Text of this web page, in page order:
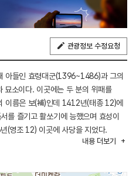
관광정보 수정요청
아들인 효령대군(1396~1486)과 그의
소이다. 이곳에는 두 분의 위패를
이름은 보(補)인데 1412년(태종 12)에
를 즐기고 활쏘기에 능했으며 효성이
(영조 12) 이곳에 사당을 지었다.
사라는 편액을 내렸다. 이 사당은
공사가 진행되며 묘역을 새로 정비할
내용 더보기